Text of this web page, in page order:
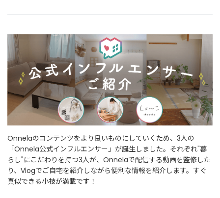
Onnelaのコンテンツをより良いものにしていくため、3人の
「Onnela公式インフルエンサー」が誕生しました。それぞれ"暮
らし"にこだわりを持つ3人が、Onnelaで配信する動画を監修した
り、Vlogでご自宅を紹介しながら便利な情報を紹介します。すぐ
真似できる小技が満載です！